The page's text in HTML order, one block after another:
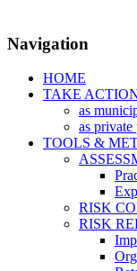
Navigation
HOME
TAKE
as
as private
TOOLS &
RISK
RISK